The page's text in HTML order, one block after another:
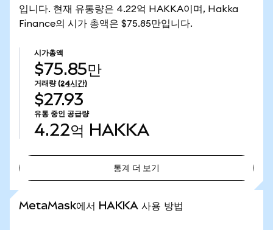
입니다. 현재 유통량은 4.22억 HAKKA이며, Hakka
Finance의 시가 총액은 $75.85만입니다.
시가총액
$75.85만
거래량 (24시간)
$27.93
유통 중인 공급량
4.22억 HAKKA
통계 더 보기
MetaMask에서 HAKKA 사용 방법